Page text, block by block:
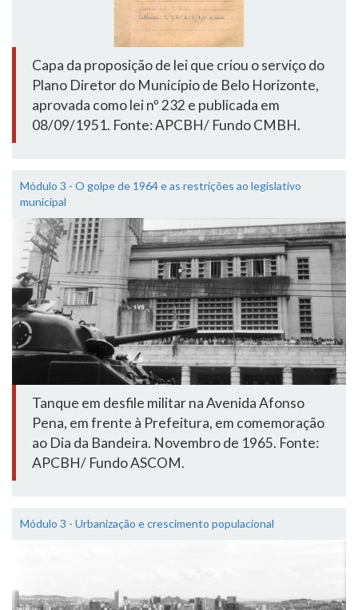
Capa da proposição de lei que criou o serviço do
Plano Diretor do Município de Belo Horizonte,
aprovada como lei nº 232 e publicada em
08/09/1951. Fonte: APCBH/ Fundo CMBH.
Módulo 3 - O golpe de 1964 e as restrições ao legislativo
municipal
Tanque em desfile militar na Avenida Afonso
Pena, em frente à Prefeitura, em comemoração
ao Dia da Bandeira. Novembro de 1965. Fonte:
APCBH/ Fundo ASCOM.
Módulo 3 - Urbanização e crescimento populacional